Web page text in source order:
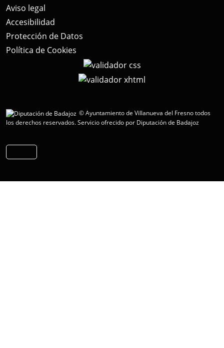
Aviso legal
Accesibilidad
Protección de Datos
Política de Cookies
© Ayuntamiento de Villanueva del Fresno todos
los derechos reservados.Servicio ofrecido por Diputación de Badajoz